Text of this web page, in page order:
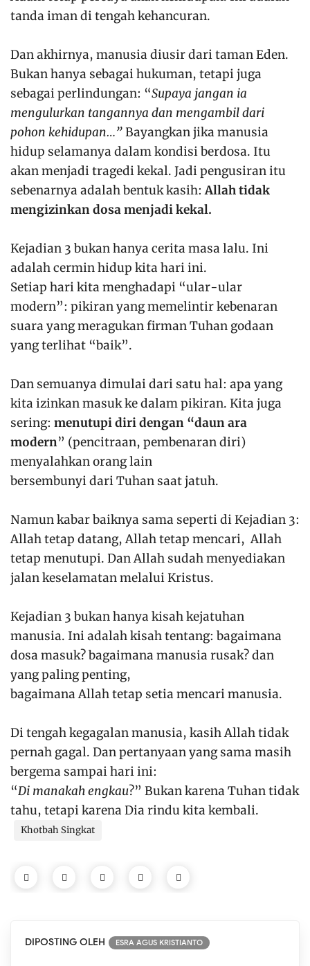
tanda iman di tengah kehancuran.
Dan akhirnya, manusia diusir dari taman Eden.
Bukan hanya sebagai hukuman, tetapi juga
sebagai perlindungan: “Supaya jangan ia
mengulurkan tangannya dan mengambil dari
pohon kehidupan…”Bayangkan jika manusia
hidup selamanya dalam kondisi berdosa. Itu
akan menjadi tragedi kekal. Jadi pengusiran itu
sebenarnya adalah bentuk kasih:Allah tidak
mengizinkan dosa menjadi kekal.
Kejadian 3 bukan hanya cerita masa lalu. Ini
adalah cermin hidup kita hari ini.
Setiap hari kita menghadapi “ular-ular
modern”: pikiran yang memelintir kebenaran
suara yang meragukan firman Tuhan godaan
yang terlihat “baik”.
Dan semuanya dimulai dari satu hal: apa yang
kita izinkan masuk ke dalam pikiran. Kita juga
sering: menutupi diri dengan “daun ara
modern” (pencitraan, pembenaran diri)
menyalahkan orang lain
bersembunyi dari Tuhan saat jatuh.
Namun kabar baiknya sama seperti di Kejadian 3:
Allah tetap datang, Allah tetap mencari, Allah
tetap menutupi. Dan Allah sudah menyediakan
jalan keselamatan melalui Kristus.
Kejadian 3 bukan hanya kisah kejatuhan
manusia. Ini adalah kisah tentang: bagaimana
dosa masuk? bagaimana manusia rusak? dan
yang paling penting,
bagaimana Allah tetap setia mencari manusia.
Di tengah kegagalan manusia, kasih Allah tidak
pernah gagal. Dan pertanyaan yang sama masih
bergema sampai hari ini:
“Di manakah engkau?” Bukan karena Tuhan tidak
tahu, tetapi karena Dia rindu kita kembali.
Khotbah Singkat
DIPOSTING OLEH ESRA AGUS KRISTIANTO